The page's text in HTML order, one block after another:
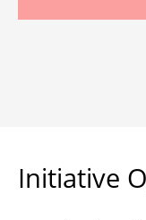
Initiative